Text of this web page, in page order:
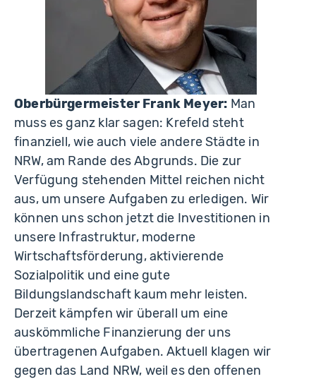
Oberbürgermeister Frank Meyer: Man
muss es ganz klar sagen: Krefeld steht
finanziell, wie auch viele andere Städte in
NRW, am Rande des Abgrunds. Die zur
Verfügung stehenden Mittel reichen nicht
aus, um unsere Aufgaben zu erledigen. Wir
können uns schon jetzt die Investitionen in
unsere Infrastruktur, moderne
Wirtschaftsförderung, aktivierende
Sozialpolitik und eine gute
Bildungslandschaft kaum mehr leisten.
Derzeit kämpfen wir überall um eine
auskömmliche Finanzierung der uns
übertragenen Aufgaben. Aktuell klagen wir
gegen das Land NRW, weil es den offenen